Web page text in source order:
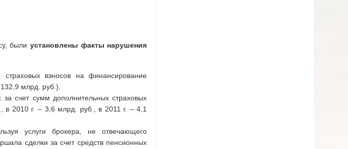
былиустановлены факты нарушения
взносов на финансирование
млрд. руб.).
счет сумм дополнительных страховых
в 2010 г. – 3,6 млрд. руб., в 2011 г. – 4,1
услуги брокера, не отвечающего
сделки за счет средств пенсионных